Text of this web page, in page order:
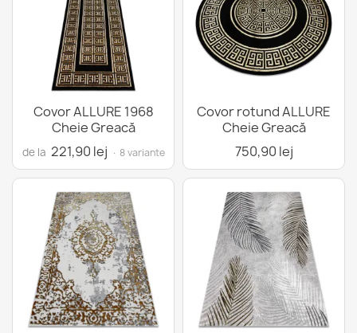
Covor ALLURE 1968
Cheie Greacă
de la 221,90 lej · 8 variante
Covor rotund ALLURE
Cheie Greacă
750,90 lej